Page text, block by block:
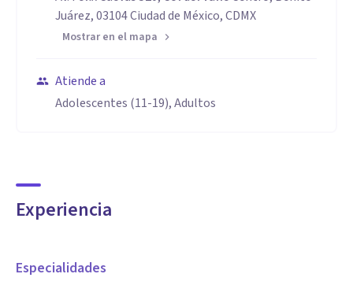
Juárez, 03104 Ciudad de México, CDMX
Mostrar en el mapa
Atiende a
Adolescentes (11-19), Adultos
Experiencia
Especialidades